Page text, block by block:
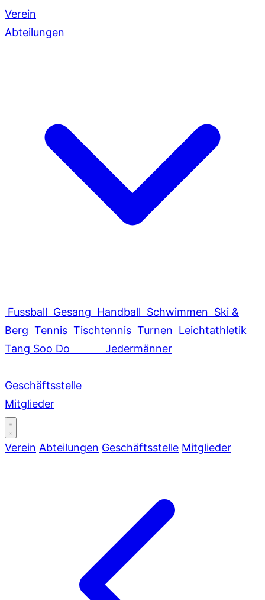
Verein
Abteilungen
Fussball Gesang Handball Schwimmen Ski &
Berg Tennis Tischtennis Turnen Leichtathletik
Tang Soo Do
Jedermänner
Geschäftsstelle
Mitglieder
Verein Abteilungen Geschäftsstelle Mitglieder